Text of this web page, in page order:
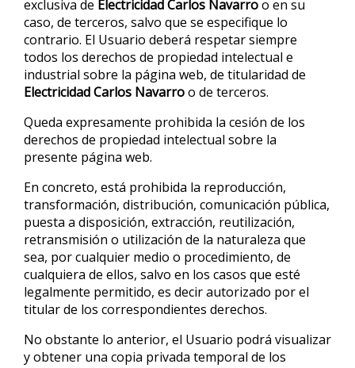
exclusiva de Electricidad Carlos Navarroo en su
caso, de terceros, salvo que se especifique lo
contrario. El Usuario deberá respetar siempre
todos los derechos de propiedad intelectual e
industrial sobre la página web, de titularidad de
Electricidad Carlos Navarroo de terceros.
Queda expresamente prohibida la cesión de los
derechos de propiedad intelectual sobre la
presente página web.
En concreto, está prohibida la reproducción,
transformación, distribución, comunicación pública,
puesta a disposición, extracción, reutilización,
retransmisión o utilización de la naturaleza que
sea, por cualquier medio o procedimiento, de
cualquiera de ellos, salvo en los casos que esté
legalmente permitido, es decir autorizado por el
titular de los correspondientes derechos.
No obstante lo anterior, el Usuario podrá visualizar
y obtener una copia privada temporal de los